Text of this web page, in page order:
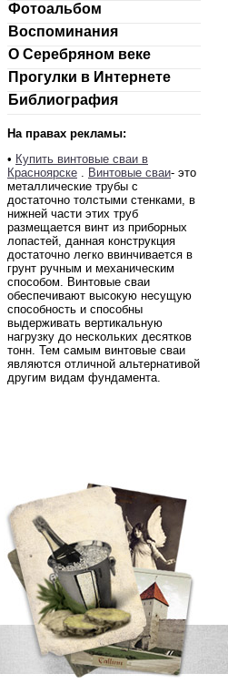
Фотоальбом
Воспоминания
О Серебряном веке
Прогулки в Интернете
Библиография
На правах рекламы:
• Купить винтовые сваи в
Красноярске . Винтовые сваи- это
металлические трубы с
достаточно толстыми стенками, в
нижней части этих труб
размещается винт из приборных
лопастей, данная конструкция
достаточно легко ввинчивается в
грунт ручным и механическим
способом. Винтовые сваи
обеспечивают высокую несущую
способность и способны
выдерживать вертикальную
нагрузку до нескольких десятков
тонн. Тем самым винтовые сваи
являются отличной альтернативой
другим видам фундамента.